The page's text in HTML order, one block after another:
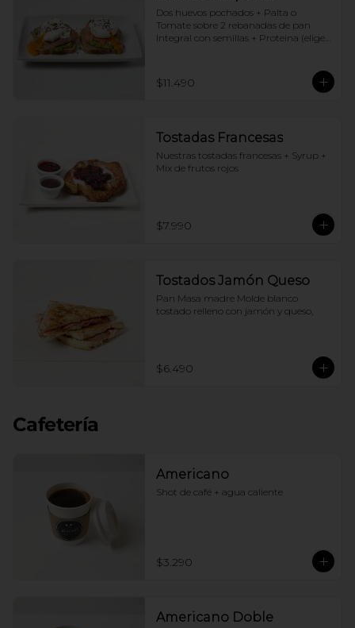
Dos huevos pochados + Palta o
Tomate sobre 2 rebanadas de pan
Integral con semillas + Proteina (elige
$11.490
Tostadas Francesas
Nuestras tostadas francesas + Syrup +
Mix de frutos rojos
$7.990
Tostados Jamón Queso
Pan Masa madre Molde blanco
tostado relleno con jamón y queso,
$6.490
Cafetería
Americano
Shot de café + agua caliente
$3.290
Americano Doble